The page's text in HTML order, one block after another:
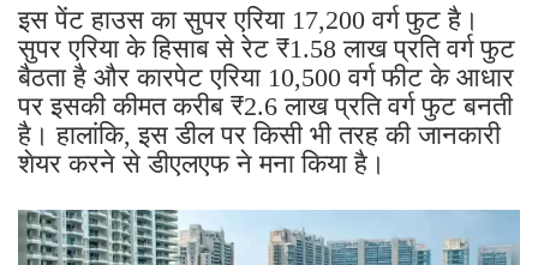
इस पेंट हाउस का सुपर एरिया 17,200 वर्ग फुट है।
सुपर एरिया के हिसाब से रेट ₹1.58 लाख प्रति वर्ग फुट
बैठता है और कारपेट एरिया 10,500 वर्ग फीट के आधार
पर इसकी कीमत करीब ₹2.6 लाख प्रति वर्ग फुट बनती
है। हालांकि, इस डील पर किसी भी तरह की जानकारी
शेयर करने से डीएलएफ ने मना किया है।